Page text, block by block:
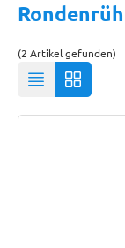
(2 Artikel gefunden)